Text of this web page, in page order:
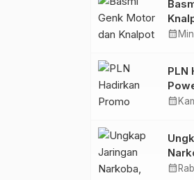
calendar_month
PLN
calendar_month
calendar_month